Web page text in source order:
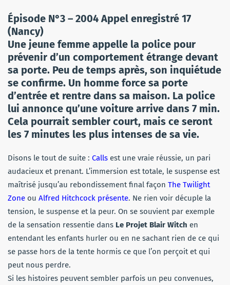
Épisode N°3 – 2004 Appel enregistré 17
(Nancy)
Une jeune femme appelle la police pour
prévenir d’un comportement étrange devant
sa porte. Peu de temps après, son inquiétude
se confirme. Un homme force sa porte
d’entrée et rentre dans sa maison. La police
lui annonce qu’une voiture arrive dans 7 min.
Cela pourrait sembler court, mais ce seront
les 7 minutes les plus intenses de sa vie.
Disons le tout de suite : Calls est une vraie réussie, un pari
audacieux et prenant. L’immersion est totale, le suspense est
maîtrisé jusqu’au rebondissement final façon The Twilight
Zone ou Alfred Hitchcock présente. Ne rien voir décuple la
tension, le suspense et la peur. On se souvient par exemple
de la sensation ressentie dans Le Projet Blair Witch en
entendant les enfants hurler ou en ne sachant rien de ce qui
se passe hors de la tente hormis ce que l’on perçoit et qui
peut nous perdre.
Si les histoires peuvent sembler parfois un peu convenues,